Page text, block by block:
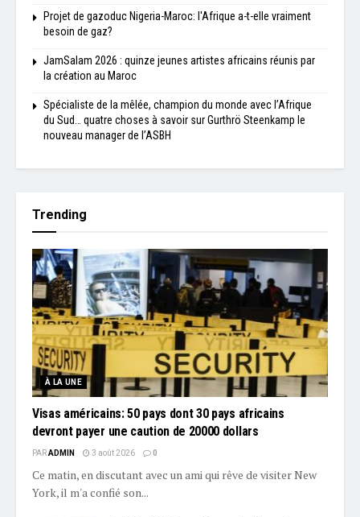
Projet de gazoduc Nigeria-Maroc: l'Afrique a-t-elle vraiment
besoin de gaz?
JamSalam 2026 : quinze jeunes artistes africains réunis par
la création au Maroc
Spécialiste de la mêlée, champion du monde avec l’Afrique
du Sud… quatre choses à savoir sur Gurthrö Steenkamp le
nouveau manager de l’ASBH
Trending
À LA UNE
Visas américains: 50 pays dont 30 pays africains
devront payer une caution de 20000 dollars
PARADMIN 3 août 2026 0
Ce matin, en discutant avec un ami qui rêve de visiter New
York, il m'a confié son...